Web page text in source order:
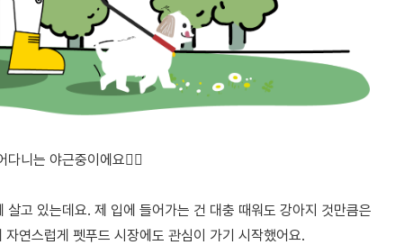
니는 야근중이에요🏃‍♂
고 있는데요. 제 입에 들어가는 건 대충 때워도 강아지 것만큼은
연스럽게 펫푸드 시장에도 관심이 가기 시작했어요.